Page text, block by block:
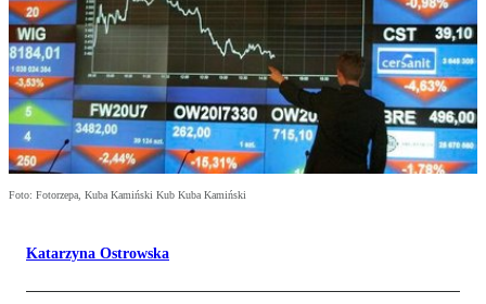
Foto: Fotorzepa, Kuba Kamiński Kub Kuba Kamiński
Katarzyna Ostrowska